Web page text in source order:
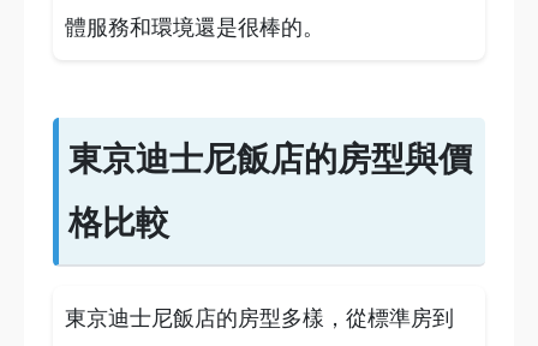
體服務和環境還是很棒的。
東京迪士尼飯店的房型與價
格比較
東京迪士尼飯店的房型多樣，從標準房到